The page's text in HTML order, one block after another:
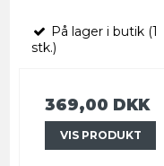
På lager i butik (1
stk.)
369,00 DKK
VIS PRODUKT